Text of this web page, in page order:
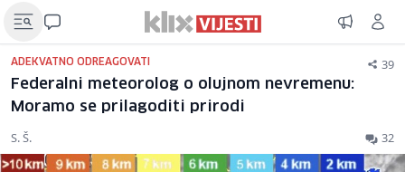
ADEKVATNO ODREAGOVATI 39
Federalni meteorolog o olujnom nevremenu:
Moramo se prilagoditi prirodi
S. Š. 32